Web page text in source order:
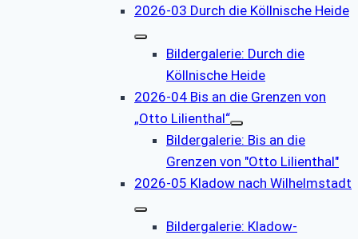
2026-03 Durch die Köllnische Heide
Bildergalerie: Durch die
Köllnische Heide
2026-04 Bis an die Grenzen von
„Otto Lilienthal“
Bildergalerie: Bis an die
Grenzen von "Otto Lilienthal"
2026-05 Kladow nach Wilhelmstadt
Bildergalerie: Kladow-